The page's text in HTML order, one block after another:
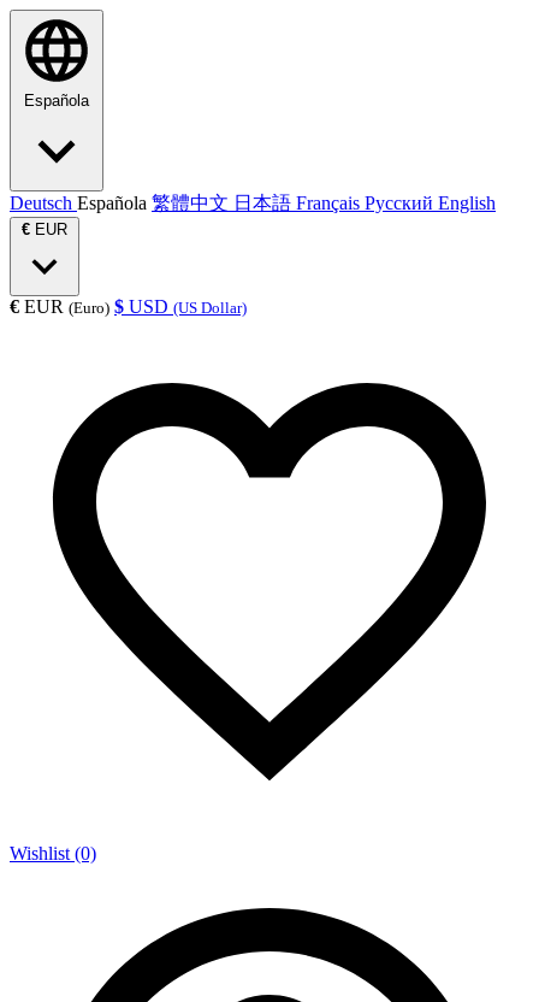
Española
Deutsch Española 繁體中文 日本語 Français Русский English
€ EUR
€ EUR (Euro) $ USD (US Dollar)
Wishlist (0)